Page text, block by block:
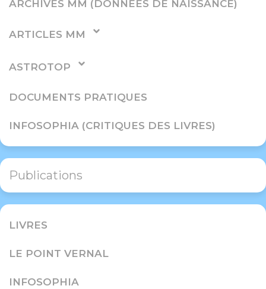
ARCHIVES MM (DONNÉES DE NAISSANCE)
ARTICLES MM
ASTROTOP
DOCUMENTS PRATIQUES
INFOSOPHIA (CRITIQUES DES LIVRES)
Publications
LIVRES
LE POINT VERNAL
INFOSOPHIA